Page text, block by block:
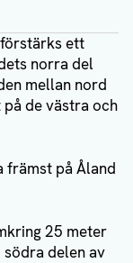
ett
norra del
mellan nord
de västra och
främst på Åland
25 meter
södra delen av